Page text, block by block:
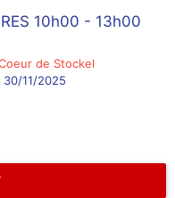
10h00 - 13h00
de Stockel
11/2025